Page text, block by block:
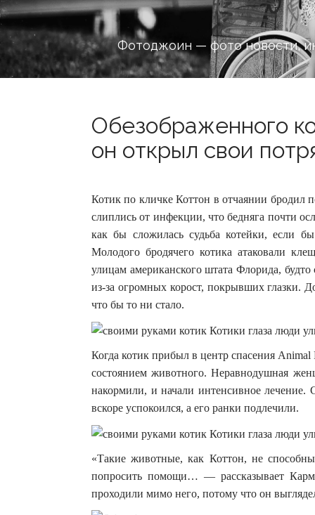
Фотоджоин — фото новости,
Обезображенного
он открыл свои
Котик по кличке Коттон в отчаянии бродил
слиплись от инфекции, что бедняга почти
как бы сложилась судьба котейки, если
Молодого бродячего котика атаковали
улицам американского штата Флорида,
из-за огромных корост, покрывших глазки.
что бы то ни стало.
Когда котик прибыл в центр спасения
состоянием животного. Неравнодушная
накормили, и начали интенсивное лечение.
вскоре успокоился, а его ранки подлечили.
«Такие животные, как Коттон, не
попросить помощи… — рассказывает
проходили мимо него, потому что он